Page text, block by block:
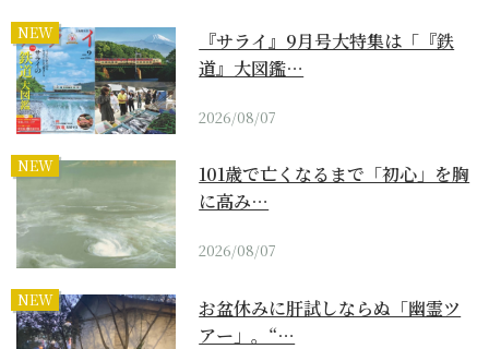
NEW
『サライ』9月号大特集は「『鉄
道』大図鑑…
2026/08/07
NEW
101歳で亡くなるまで「初心」を胸
に高み…
2026/08/07
NEW
お盆休みに肝試しならぬ「幽霊ツ
アー」。“…